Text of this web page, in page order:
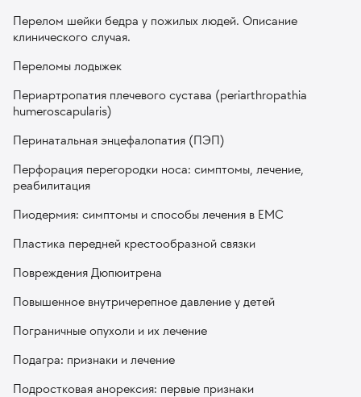
Перелом шейки бедра у пожилых людей. Описание
клинического случая.
Переломы лодыжек
Периартропатия плечевого сустава (periarthropathia
humeroscapularis)
Перинатальная энцефалопатия (ПЭП)
Перфорация перегородки носа: симптомы, лечение,
реабилитация
Пиодермия: симптомы и способы лечения в EMC
Пластика передней крестообразной связки
Повреждения Дюпюитрена
Повышенное внутричерепное давление у детей
Пограничные опухоли и их лечение
Подагра: признаки и лечение
Подростковая анорексия: первые признаки